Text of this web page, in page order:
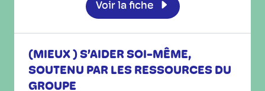
Voir la fiche
(MIEUX ) S’AIDER SOI-MÊME,
SOUTENU PAR LES RESSOURCES DU
GROUPE